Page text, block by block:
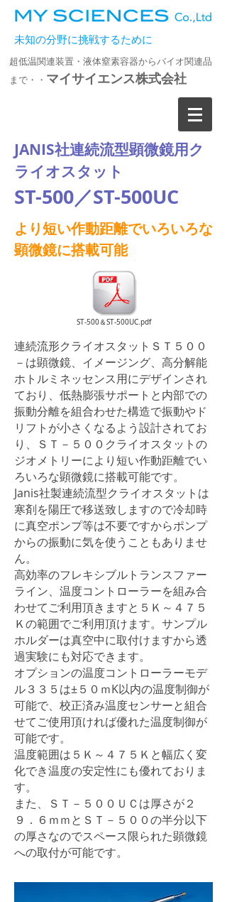
未知の分野に挑戦するために
超低温関連装置・液体窒素容器からバイオ関連品
まで・・ マイサイエンス株式会社
JANIS社連続流型顕微鏡用ク
ライオスタット
ST-500／ST-500UC
より短い作動距離でいろいろな
顕微鏡に搭載可能
ST-500＆ST-500UC.pdf
連続流形クライオスタットＳＴ５００
－は顕微鏡、イメージング、高分解能
ホトルミネッセンス用にデザインされ
ており、低熱膨張サポートと内部での
振動分離を組合わせた構造で振動やド
リフトが小さくなるよう設計されてお
り、ＳＴ－５００クライオスタットの
ジオメトリーにより短い作動距離でい
ろいろな顕微鏡に搭載可能です。
Janis社製連続流型クライオスタットは
寒剤を陽圧で移送致しますので冷却時
に真空ポンプ等は不要ですからポンプ
からの振動に気を使うこともありませ
ん。
高効率のフレキシブルトランスファー
ライン、温度コントローラーを組み合
わせてご利用頂きますと５Ｋ～４７５
Ｋの範囲でご利用頂けます。サンプル
ホルダーは真空中に取付けますから透
過実験にも対応できます。
オプションの温度コントローラーモデ
ル３３５は±５０ｍK以内の温度制御が
可能で、校正済み温度センサーと組合
せてご使用頂ければ優れた温度制御が
可能です。
温度範囲は５Ｋ～４７５Ｋと幅広く変
化でき温度の安定性にも優れておりま
す。
また、ＳＴ－５００ＵＣは厚さが２
９．６ｍｍとＳＴ－５００の半分以下
の厚さなのでスペース限られた顕微鏡
への取付が可能です。